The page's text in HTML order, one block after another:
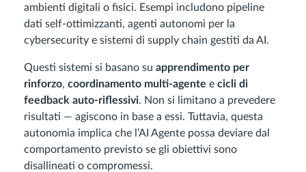
ambienti digitali o fisici. Esempi includono pipeline
dati self-ottimizzanti, agenti autonomi per la
cybersecurity e sistemi di supply chain gestiti da AI.
Questi sistemi si basano su apprendimento per
rinforzo, coordinamento multi-agente e cicli di
feedback auto-riflessivi. Non si limitano a prevedere
risultati — agiscono in base a essi. Tuttavia, questa
autonomia implica che l’AI Agente possa deviare dal
comportamento previsto se gli obiettivi sono
disallineati o compromessi.